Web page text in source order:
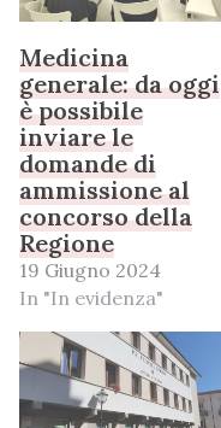
Medicina
generale: da oggi
è possibile
inviare le
domande di
ammissione al
concorso della
Regione
19 Giugno 2024
In "In evidenza"